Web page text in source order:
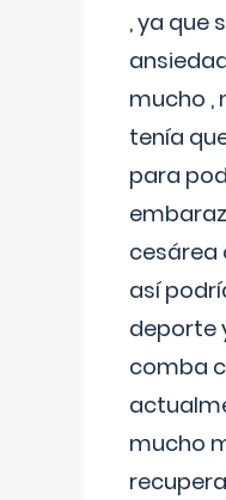
, ya que
mucho ,
tenía
para
cesárea
así
deporte
comba
mucho